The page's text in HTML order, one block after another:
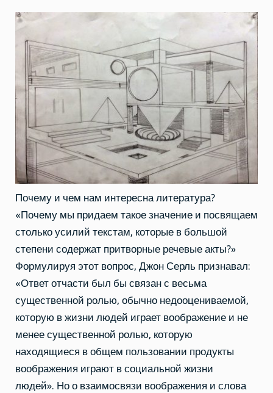
Почему и чем нам интересна литература?
«Почему мы придаем такое значение и посвящаем
столько усилий текстам, которые в большой
степени содержат притворные речевые акты?»
Формулируя этот вопрос, Джон Серль признавал:
«Ответ отчасти был бы связан с весьма
существенной ролью, обычно недооцениваемой,
которую в жизни людей играет воображение и не
менее существенной ролью, которую
находящиеся в общем пользовании продукты
воображения играют в социальной жизни
людей». Но о взаимосвязи воображения и слова